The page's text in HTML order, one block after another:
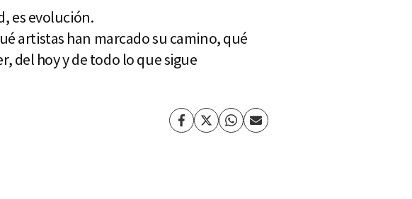
es evolución.
artistas han marcado su camino, qué
del hoy y de todo lo que sigue
Facebook
TwitterWhatsapp
Enviar